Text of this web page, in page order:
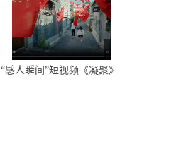
“感人瞬间”短视频《凝聚》